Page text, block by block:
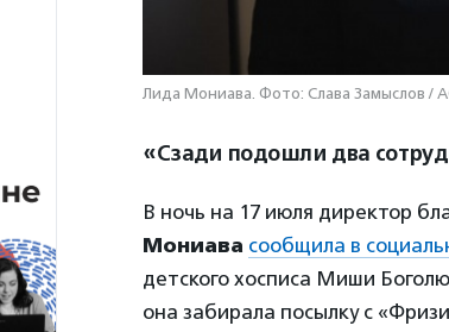
Лида Мониава. Фото: Слава Замыслов /
«Сзади подошли два
В ночь на 17 июля директор
Мониава сообщила в
детского хосписа Миши
она забирала посылку с